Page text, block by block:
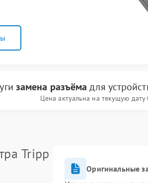
замена разъёма для
Цена актуальна на текущую
Tripp
Оригинальные